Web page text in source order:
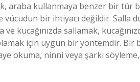
araba kullanmaya benzer bir tür
bir ihtiyacı değildir. Salla
ve kucağınızda sallamak,
için uygun bir yöntemdir. Bir
okuma, ninni veya şarkı